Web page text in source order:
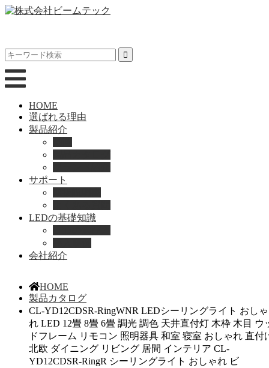
HOME
選ばれる理由
製品紹介
サポート
LEDの基礎知識
会社紹介
HOME
製品カタログ
CL-YD12CDSR-RingWNR LEDシーリングライト おしゃ
れ LED 12畳 8畳 6畳 調光 調色 天井直付灯 木枠 木目 ウ
ドフレーム リモコン 照明器具 和室 寝室 おしゃれ 直付
北欧 ダイニング リビング 居間 インテリア CL-
YD12CDSR-RingR シーリングライト おしゃれ ビ